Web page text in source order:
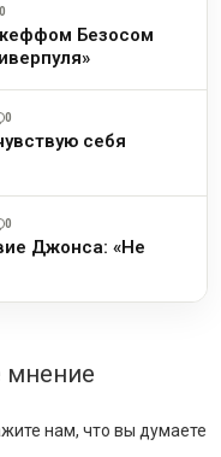
Безосом
0
себя
0
Джонса: «Не
мнение
нам, что вы думаете